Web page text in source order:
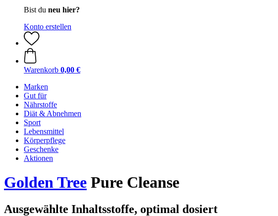
Bist du neu hier?
Konto erstellen
Warenkorb 0,00 €
Marken
Gut für
Nährstoffe
Diät & Abnehmen
Sport
Lebensmittel
Körperpflege
Geschenke
Aktionen
Golden Tree Pure Cleanse
Ausgewählte Inhaltsstoffe, optimal dosiert